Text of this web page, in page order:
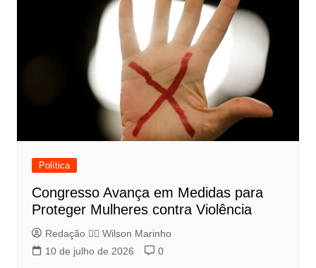
Política
Congresso Avança em Medidas para
Proteger Mulheres contra Violência
Redação 👨‍⚖️​ Wilson Marinho
10 de julho de 2026
0